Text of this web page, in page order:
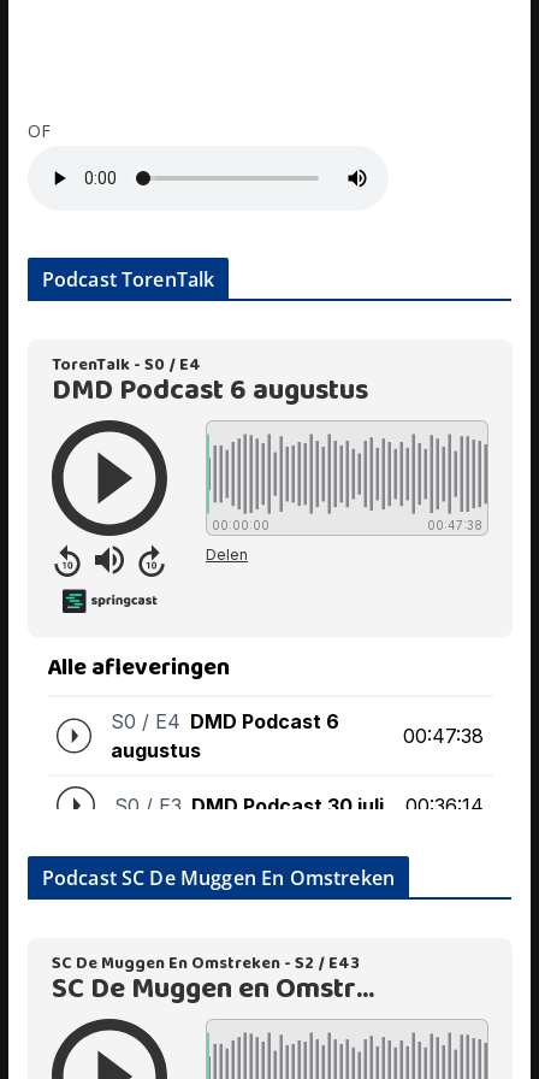
OF
Podcast TorenTalk
Podcast SC De Muggen En Omstreken